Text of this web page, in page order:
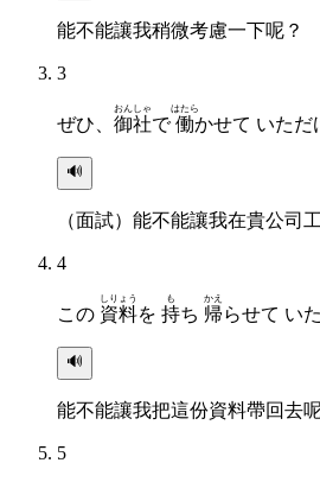
能不能讓我稍微考慮一下呢？
3
ぜひ、 御社
おんしゃ
で働
はたら
かせて いただ
🔊
（面試）能不能讓我在貴公司
4
この 資料
しりょう
を 持
も
ち 帰
かえ
らせて い
🔊
能不能讓我把這份資料帶回去
5